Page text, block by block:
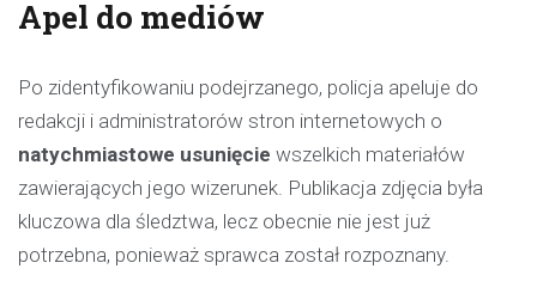
Apel do mediów
Po zidentyfikowaniu podejrzanego, policja apeluje do
redakcji i administratorów stron internetowych o
natychmiastowe usunięcie wszelkich materiałów
zawierających jego wizerunek. Publikacja zdjęcia była
kluczowa dla śledztwa, lecz obecnie nie jest już
potrzebna, ponieważ sprawca został rozpoznany.